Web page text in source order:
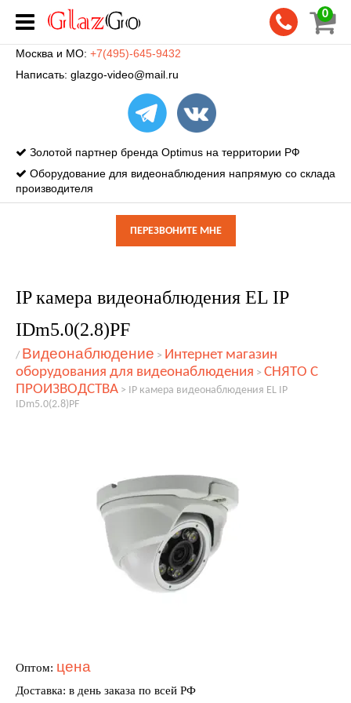
0
Москва и МО: +7(495)-645-9432
Написать: glazgo-video@mail.ru
Золотой партнер бренда Optimus на территории РФ
Оборудование для видеонаблюдения напрямую со склада
производителя
ПЕРЕЗВОНИТЕ МНЕ
IP камера видеонаблюдения EL IP
IDm5.0(2.8)PF
/ Видеонаблюдение > Интернет магазин
оборудования для видеонаблюдения > СНЯТО С
ПРОИЗВОДСТВА > IP камера видеонаблюдения EL IP
IDm5.0(2.8)PF
Оптом: цена
Доставка: в день заказа по всей РФ